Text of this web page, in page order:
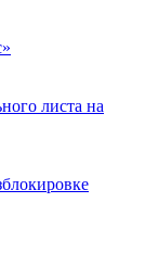
листа на